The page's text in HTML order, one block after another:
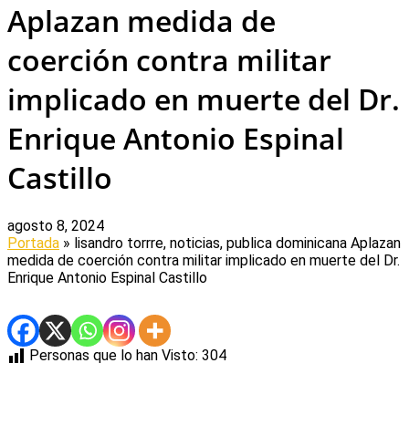
Aplazan medida de
coerción contra militar
implicado en muerte del Dr.
Enrique Antonio Espinal
Castillo
agosto 8, 2024
Portada » lisandro torrre, noticias, publica dominicana Aplazan
medida de coerción contra militar implicado en muerte del Dr.
Enrique Antonio Espinal Castillo
Personas que lo han Visto: 304